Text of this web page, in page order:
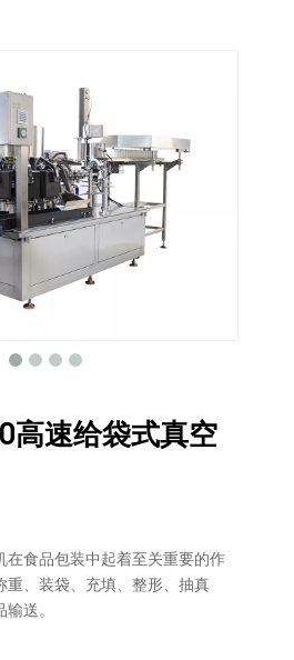
高速给袋式真空
在食品包装中起着至关重要的作
重、装袋、充填、整形、抽真
送。